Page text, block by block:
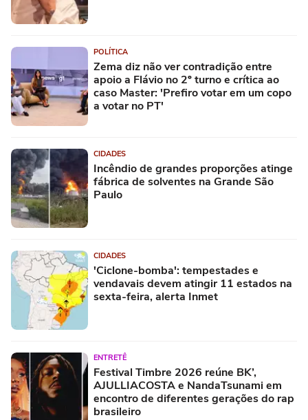
POLÍTICA
Zema diz não ver contradição entre
apoio a Flávio no 2º turno e crítica ao
caso Master: 'Prefiro votar em um copo
a votar no PT'
CIDADES
Incêndio de grandes proporções atinge
fábrica de solventes na Grande São
Paulo
CIDADES
'Ciclone-bomba': tempestades e
vendavais devem atingir 11 estados na
sexta-feira, alerta Inmet
ENTRETÊ
Festival Timbre 2026 reúne BK’,
AJULLIACOSTA e NandaTsunami em
encontro de diferentes gerações do rap
brasileiro